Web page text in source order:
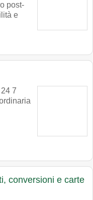
post-
e
7
conversioni e carte